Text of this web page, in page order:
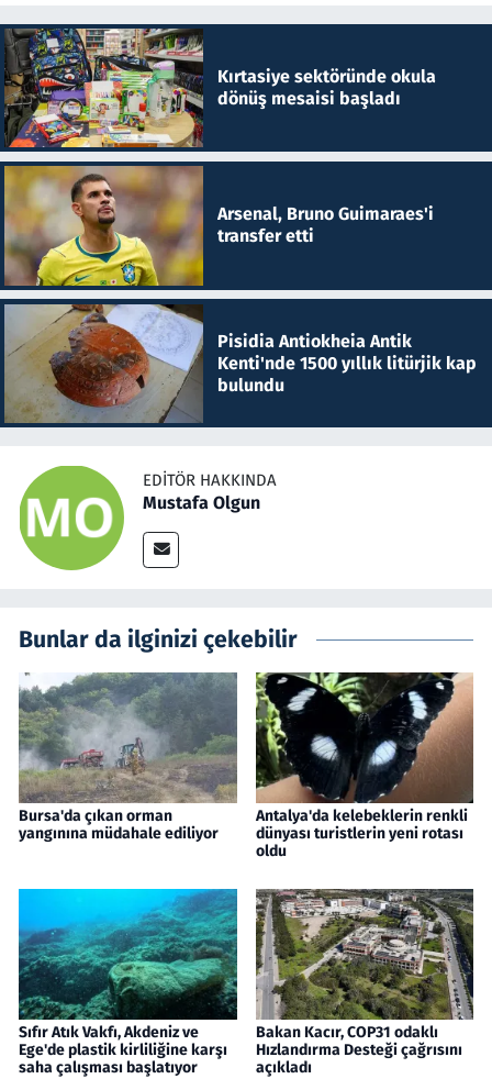
Kırtasiye sektöründe okula
dönüş mesaisi başladı
Arsenal, Bruno Guimaraes'i
transfer etti
Pisidia Antiokheia Antik
Kenti'nde 1500 yıllık litürjik kap
bulundu
EDITÖR HAKKINDA
Mustafa Olgun
Bunlar da ilginizi çekebilir
Bursa'da çıkan orman
yangınına müdahale ediliyor
Antalya'da kelebeklerin renkli
dünyası turistlerin yeni rotası
oldu
Sıfır Atık Vakfı, Akdeniz ve
Ege'de plastik kirliliğine karşı
saha çalışması başlatıyor
Bakan Kacır, COP31 odaklı
Hızlandırma Desteği çağrısını
açıkladı